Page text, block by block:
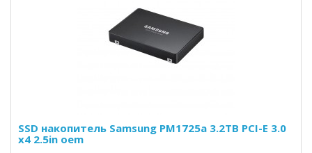
SSD накопитель Samsung PM1725a 3.2TB PCI-E 3.0
x4 2.5in oem